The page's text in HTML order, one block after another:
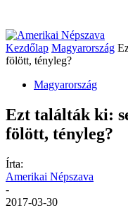
Kezdőlap Magyarország
fölött, tényleg?
Magyarország
Ezt találták ki:
fölött, tényleg?
Írta:
Amerikai Népszava
-
2017-03-30